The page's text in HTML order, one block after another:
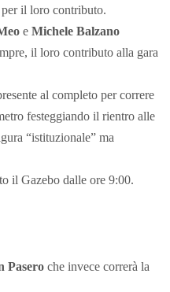
il loro contributo.
e Michele Balzano
il loro contributo alla gara
al completo per correre
festeggiando il rientro alle
“istituzionale” ma
il Gazebo dalle ore 9:00.
Pasero che invece correrà la